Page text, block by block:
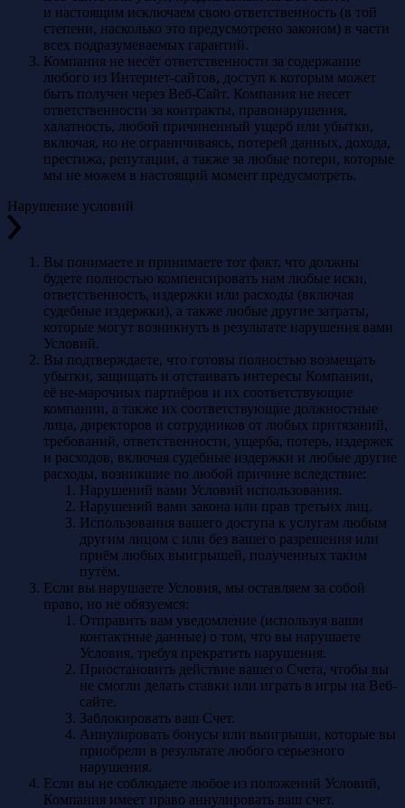
и настоящим исключаем свою ответственность (в той
степени, насколько это предусмотрено законом) в части
всех подразумеваемых гарантий.
Компания не несёт ответственности за содержание
любого из Интернет-сайтов, доступ к которым может
быть получен через Веб-Сайт. Компания не несет
ответственности за контракты, правонарушения,
халатность, любой причиненный ущерб или убытки,
включая, но не ограничиваясь, потерей данных, дохода,
престижа, репутации, а также за любые потери, которые
мы не можем в настоящий момент предусмотреть.
Нарушение условий
Вы понимаете и принимаете тот факт, что должны
будете полностью компенсировать нам любые иски,
ответственность, издержки или расходы (включая
судебные издержки), а также любые другие затраты,
которые могут возникнуть в результате нарушения вами
Условий.
Вы подтверждаете, что готовы полностью возмещать
убытки, защищать и отстаивать интересы Компании,
её не-марочных партнёров и их соответствующие
компании, а также их соответствующие должностные
лица, директоров и сотрудников от любых притязаний,
требований, ответственности, ущерба, потерь, издержек
и расходов, включая судебные издержки и любые другие
расходы, возникшие по любой причине вследствие:
Нарушений вами Условий использования.
Нарушений вами закона или прав третьих лиц.
Использования вашего доступа к услугам любым
другим лицом с или без вашего разрешения или
приём любых выигрышей, полученных таким
путём.
Если вы нарушаете Условия, мы оставляем за собой
право, но не обязуемся:
Отправить вам уведомление (используя ваши
контактные данные) о том, что вы нарушаете
Условия, требуя прекратить нарушения.
Приостановить действие вашего Счета, чтобы вы
не смогли делать ставки или играть в игры на Веб-
сайте.
Заблокировать ваш Счет.
Аннулировать бонусы или выигрыши, которые вы
приобрели в результате любого серьезного
нарушения.
Если вы не соблюдаете любое из положений Условий,
Компания имеет право аннулировать ваш счет.